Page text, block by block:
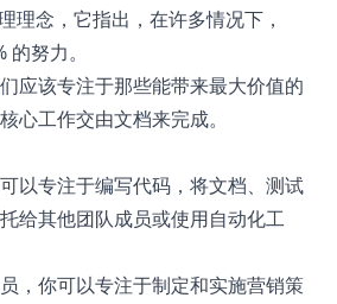
理念，它指出，在许多情况下，
努力。
应该专注于那些能带来最大价值的
心工作交由文档来完成。
以专注于编写代码，将文档、测试
给其他团队成员或使用自动化工
，你可以专注于制定和实施营销策